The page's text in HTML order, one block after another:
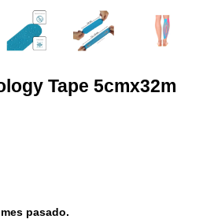
Tape 5cmx32m
pasado.